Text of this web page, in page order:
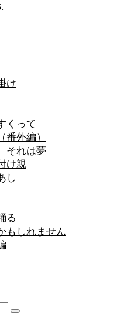
け
くって
番外編）
それは夢
け親
し
る
もしれません